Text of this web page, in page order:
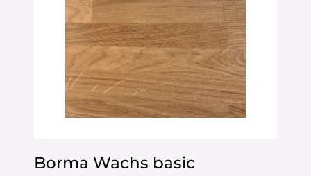
Borma Wachs basic